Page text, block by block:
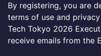
By registering, you are
terms of use and
Tech Tokyo 2026
receive emails from the